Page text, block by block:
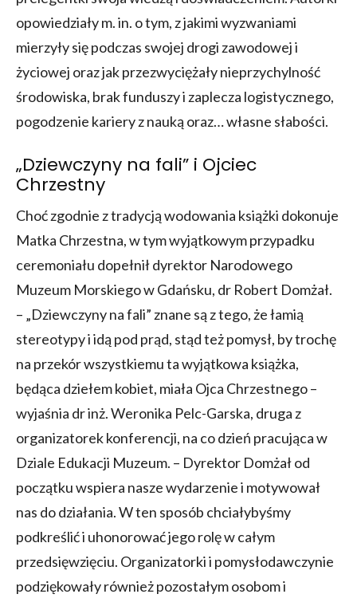
opowiedziały m. in. o tym, z jakimi wyzwaniami
mierzyły się podczas swojej drogi zawodowej i
życiowej oraz jak przezwyciężały nieprzychylność
środowiska, brak funduszy i zaplecza logistycznego,
pogodzenie kariery z nauką oraz… własne słabości.
„Dziewczyny na fali” i Ojciec
Chrzestny
Choć zgodnie z tradycją wodowania książki dokonuje
Matka Chrzestna, w tym wyjątkowym przypadku
ceremoniału dopełnił dyrektor Narodowego
Muzeum Morskiego w Gdańsku, dr Robert Domżał.
– „Dziewczyny na fali” znane są z tego, że łamią
stereotypy i idą pod prąd, stąd też pomysł, by trochę
na przekór wszystkiemu ta wyjątkowa książka,
będąca dziełem kobiet, miała Ojca Chrzestnego –
wyjaśnia dr inż. Weronika Pelc-Garska, druga z
organizatorek konferencji, na co dzień pracująca w
Dziale Edukacji Muzeum. – Dyrektor Domżał od
początku wspiera nasze wydarzenie i motywował
nas do działania. W ten sposób chciałybyśmy
podkreślić i uhonorować jego rolę w całym
przedsięwzięciu. Organizatorki i pomysłodawczynie
podziękowały również pozostałym osobom i